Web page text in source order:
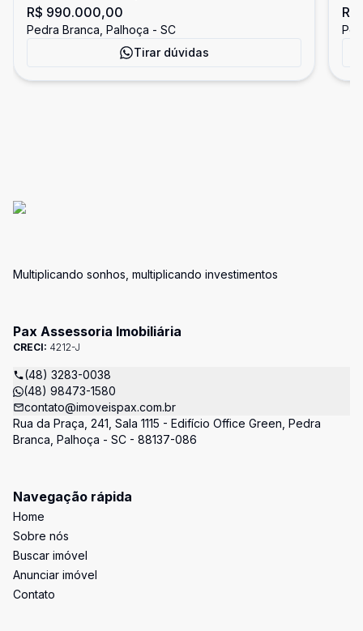
Reserva da Pedra
R$ 990.000,00
Pedra Branca, Palhoça - SC
Tirar dúvidas
Multiplicando sonhos, multiplicando investimentos
Pax Assessoria Imobiliária
CRECI: 4212-J
(48) 3283-0038
(48) 98473-1580
contato@imoveispax.com.br
Rua da Praça, 241, Sala 1115 - Edifício Office Green, Pedra
Branca, Palhoça - SC - 88137-086
Navegação rápida
Home
Sobre nós
Buscar imóvel
Anunciar imóvel
Contato